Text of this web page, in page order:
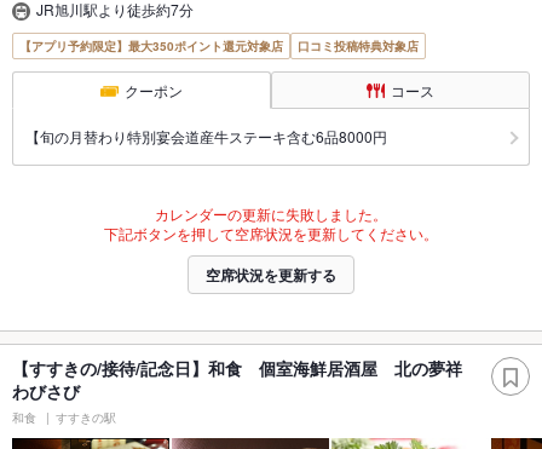
JR旭川駅より徒歩約7分
【アプリ予約限定】最大350ポイント還元対象店 口コミ投稿特典対象店
クーポン コース
【旬の月替わり特別宴会道産牛ステーキ含む6品8000円
カレンダーの更新に失敗しました。
下記ボタンを押して空席状況を更新してください。
空席状況を更新する
【すすきの/接待/記念日】和食 個室海鮮居酒屋 北の夢祥
わびさび
和食 すすきの駅